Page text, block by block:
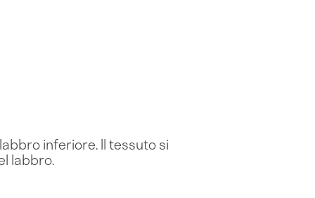
inferiore. Il tessuto si
labbro.